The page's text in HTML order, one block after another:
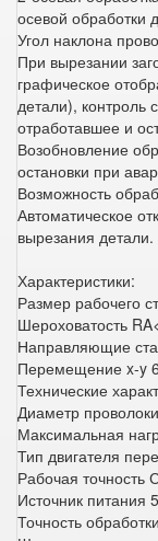
осевой обработки
Угол наклона
При вырезании
графическое
детали), контроль
отработавшее и
Возобновление
остановки при
Возможность
Автоматическое
вырезания детали.
Характеристики:
Размер рабочего
Шероховатость
Направляющие
Перемещение x-y
Технические
Диаметр
Максимальная
Тип двигателя
Рабочая точность
Источник питания
Точность